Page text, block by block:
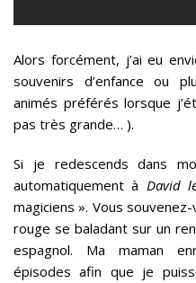
Alors forcément, j’ai eu
souvenirs d’enfance ou
animés préférés lorsque
pas très grande… ).
Si je redescends dans
automatiquement à David
magiciens ». Vous
rouge se baladant sur un
espagnol. Ma maman
épisodes afin que je